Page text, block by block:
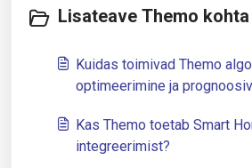
Lisateave Themo kohta
Kuidas toimivad Themo
optimeerimine ja
Kas Themo toetab Smart
integreerimist?